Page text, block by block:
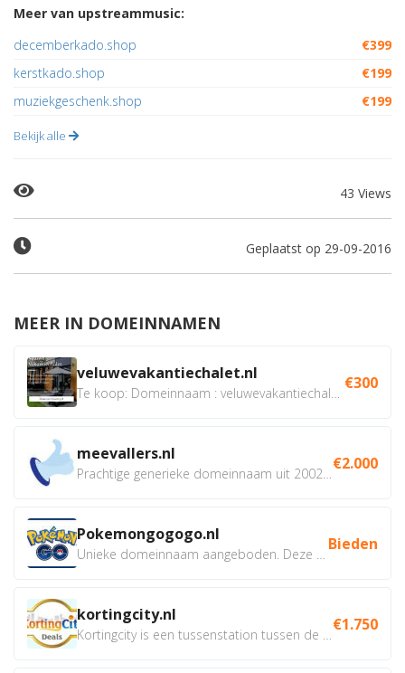
Meer van upstreammusic:
decemberkado.shop
€399
kerstkado.shop
€199
muziekgeschenk.shop
€199
Bekijk alle
43 Views
Geplaatst op 29-09-2016
MEER IN DOMEINNAMEN
veluwevakantiechalet.nl €300
meevallers.nl €2.000
Pokemongogogo.nl Bieden
kortingcity.nl €1.750